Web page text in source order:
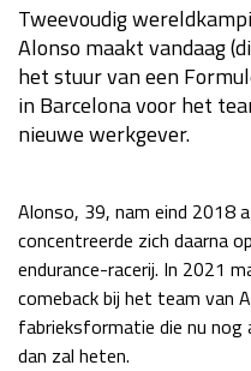
GP MEXICO 2026
Kwalificatie
Race
Kwalificatie
Race
Kwalificatie
Race
GP ABU DHABI 2026
Tweevoudig
Alonso maakt vandaag
het stuur van een
in Barcelona voor het
nieuwe werkgever.
Alonso, 39, nam eind 2018
concentreerde zich daarna
endurance-racerij. In 2021
comeback bij het team van
fabrieksformatie die nu nog
dan zal heten.